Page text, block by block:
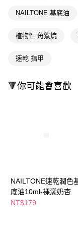
２．訂單成立數日內，
ATM／網路銀行／等多
後付繳納相關費用。
客戶支援中心」https://
任。
４．使用「AFTEE先享
時審查核予不同之上限
請求用戶進行身份認證。
萊爾富取貨付款
每筆NT$65，滿
每筆NT$100，滿
付款後寶雅門市自取(
NAILTONE 基底油
植物性 角鯊烷
速乾 指甲
🔻你可能會喜歡
NAILTONE速乾潤色
底油10ml-裸漾奶杏
NT$179